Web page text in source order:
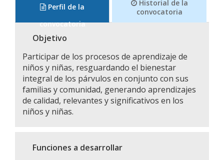
Perfil de la
convocatoria
Historial de la
convocatoria
Objetivo
Participar de los procesos de aprendizaje de
niños y niñas, resguardando el bienestar
integral de los párvulos en conjunto con sus
familias y comunidad, generando aprendizajes
de calidad, relevantes y significativos en los
niños y niñas.
Funciones a desarrollar